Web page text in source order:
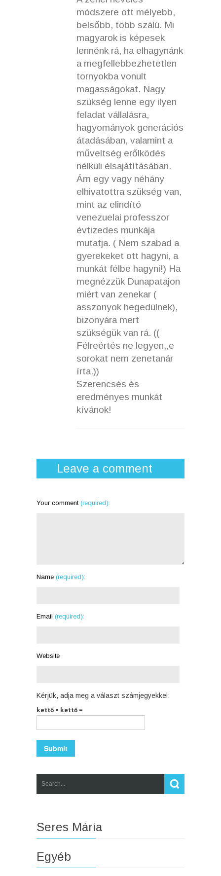
módszere ott mélyebb,
belsőbb, több szálú. Mi
magyarok is képesek
lennénk rá, ha elhagynánk
a megfellebbezhetetlen
tornyokba vonult
magasságokat. Nagy
szükség lenne egy ilyen
feladat vállalásra,
hagyományok generációs
átadásában, valamint a
műveltség erőlködés
nélküli élsajátításában.
Ám egy vagy néhány
elhivatottra szükség van,
mint az elindító
venezuelai professzor
évtizedes munkája
mutatja. ( Nem szabad a
gyerekeket ott hagyni, a
munkát félbe hagyni!) Ha
megnézzük Dunapatajon
miért van zenekar (
asszonyok hegedülnek),
bizonyára mert
szükségük van rá. ((
Félreértés ne legyen,,e
sorokat nem zenetanár
írta.))
Szerencsés és
eredményes munkát
kívánok!
Leave a comment
Your comment (required):
Name (required):
Email (required):
Website
Kérjük, adja meg a választ számjegyekkel:
kettő × kettő =
Seres Mária
Egyéb